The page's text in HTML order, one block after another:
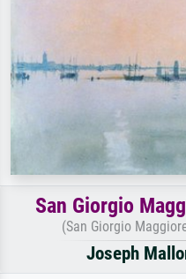
San Giorgio
(San Giorgio
Joseph